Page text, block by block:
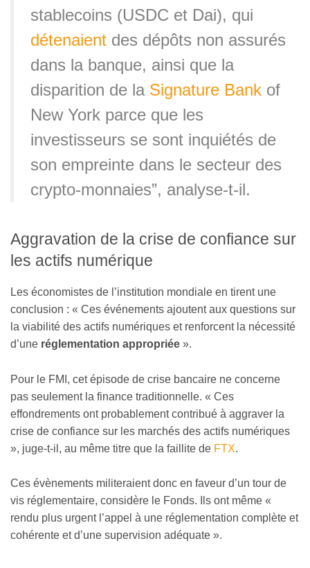
stablecoins (USDC et Dai), qui
détenaient des dépôts non assurés
dans la banque, ainsi que la
disparition de la Signature Bank of
New York parce que les
investisseurs se sont inquiétés de
son empreinte dans le secteur des
crypto-monnaies”, analyse-t-il.
Aggravation de la crise de confiance sur
les actifs numérique
Les économistes de l’institution mondiale en tirent une
conclusion : « Ces événements ajoutent aux questions sur
la viabilité des actifs numériques et renforcent la nécessité
d’une réglementation appropriée ».
Pour le FMI, cet épisode de crise bancaire ne concerne
pas seulement la finance traditionnelle. « Ces
effondrements ont probablement contribué à aggraver la
crise de confiance sur les marchés des actifs numériques
», juge-t-il, au même titre que la faillite de FTX.
Ces évènements militeraient donc en faveur d’un tour de
vis réglementaire, considère le Fonds. Ils ont même «
rendu plus urgent l’appel à une réglementation complète et
cohérente et d’une supervision adéquate ».